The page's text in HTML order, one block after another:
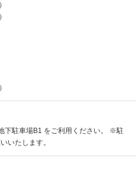
下駐車場B1 をご利用ください。 ※駐
いたします。